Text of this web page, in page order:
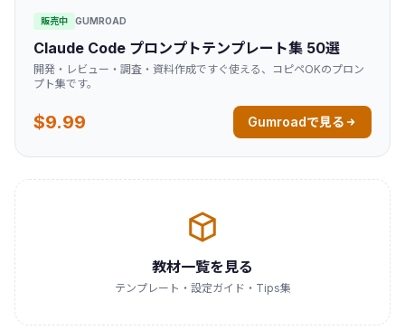
販売中 GUMROAD
Claude Code プロンプトテンプレート集 50選
開発・レビュー・調査・資料作成ですぐ使える、コピペOKのプロン
プト集です。
$9.99 Gumroadで見る
教材一覧を見る
テンプレート・設定ガイド・Tips集